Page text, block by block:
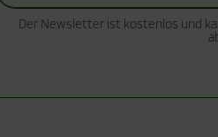
Der Newsletter ist kostenlos und